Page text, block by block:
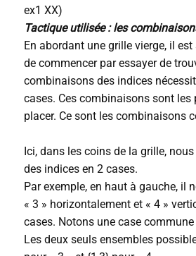
ex1 XX)
Tactique utilisée : les
En abordant une grille vierge, il
de commencer par essayer de
combinaisons des indices
cases. Ces combinaisons sont les
placer. Ce sont les combinaisons
Ici, dans les coins de la grille,
des indices en 2 cases.
Par exemple, en haut à gauche, il
« 3 » horizontalement et « 4 »
cases. Notons une case commune
Les deux seuls ensembles